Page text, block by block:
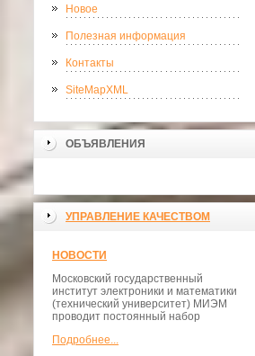
Новое
Полезная информация
Контакты
SiteMapXML
ОБЪЯВЛЕНИЯ
УПРАВЛЕНИЕ КАЧЕСТВОМ
НОВОСТИ
Московский государственный
институт электроники и математики
(технический университет) МИЭМ
проводит постоянный набор
Подробнее...